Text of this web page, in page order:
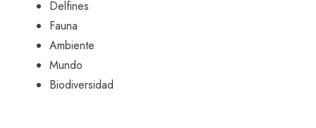
Delfines
Fauna
Ambiente
Mundo
Biodiversidad